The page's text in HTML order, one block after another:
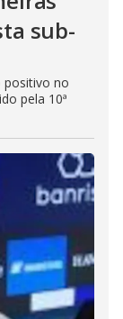
sub-
positivo no
pela 10ª